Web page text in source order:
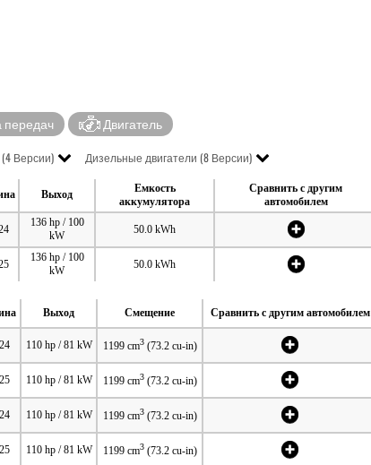
передач Двигатель
Версии) Дизельные двигатели (8 Версии)
Выход
Емкость
аккумулятора
Сравнить с другим
автомобилем
136 hp / 100
kW
50.0 kWh
136 hp / 100
kW
50.0 kWh
Выход Смещение Сравнить с другим автомобилем
110 hp / 81 kW 1199 cm3(73.2 cu-in)
110 hp / 81 kW 1199 cm3(73.2 cu-in)
110 hp / 81 kW 1199 cm3(73.2 cu-in)
110 hp / 81 kW 1199 cm3(73.2 cu-in)